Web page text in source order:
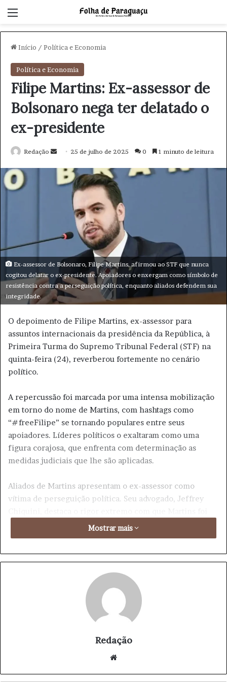
Início / Política e Economia
Política e Economia
Filipe Martins: Ex-assessor de
Bolsonaro nega ter delatado o
ex-presidente
Redação
d
e
m
a
i
l
25 de julho de 2025 0 1 minuto de leitura
Ex-assessor de Bolsonaro, Filipe Martins, afirmou ao STF que nunca
cogitou delatar o ex-presidente. Apoiadores o enxergam como símbolo de
resistência contra a perseguição política, enquanto aliados defendem sua
integridade.
O depoimento de Filipe Martins, ex-assessor para
assuntos internacionais da presidência da República, à
Primeira Turma do Supremo Tribunal Federal (STF) na
quinta-feira (24), reverberou fortemente no cenário
político.
A repercussão foi marcada por uma intensa mobilização
em torno do nome de Martins, com hashtags como
“#freeFilipe” se tornando populares entre seus
apoiadores. Líderes políticos o exaltaram como uma
figura corajosa, que enfrenta com determinação as
medidas judiciais que lhe são aplicadas.
Aliados de Martins apresentam o ex-assessor como
vítima de perseguição política. Seu advogado, Jeffrey
tratado, incluindo o isolamento e as restrições às visitas.
No entanto, segundo Chiquini, Martins mantém sua
denominam de “farsa da trama golpista” que envolve
Bolsonaro. Ele ressalta que tanto Martins quanto
Bolsonaro são inocentes das acusações que lhes são
Durante o depoimento, Filipe Martins afirmou que
jamais cogitou fazer delação. “Não havia o que delatar.
via um homem preocupado com o Brasil. Jamais me
dignaria a falar mentiras contra um homem que jamais vi
Mostrar mais
Redação